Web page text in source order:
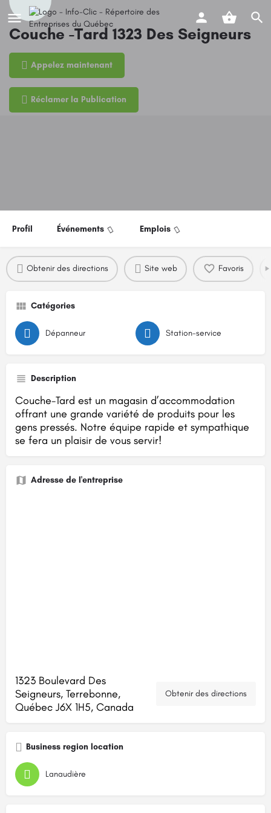
Couche -Tard 1323 Des Seigneurs
Appelez maintenant
Réclamer la Publication
Profil Événements Emplois
Obtenir des directions Site web Favoris
Catégories
Dépanneur Station-service
Description
Couche-Tard est un magasin d’accommodation
offrant une grande variété de produits pour les
gens pressés. Notre équipe rapide et sympathique
se fera un plaisir de vous servir!
Adresse de l'entreprise
1323 Boulevard Des
Seigneurs, Terrebonne,
Québec J6X 1H5, Canada
Obtenir des directions
Business region location
Lanaudière